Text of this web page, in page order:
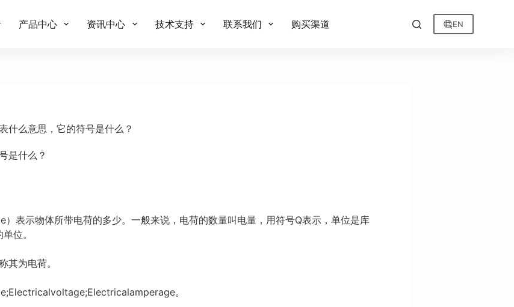
产品中心 资讯中心 技术支持 联系我们 购买渠道 EN
什么意思，它的符号是什么？
是什么？
表示物体所带电荷的多少。一般来说，电荷的数量叫电量，用符号Q表示，单位是库
位。
其为电荷。
。